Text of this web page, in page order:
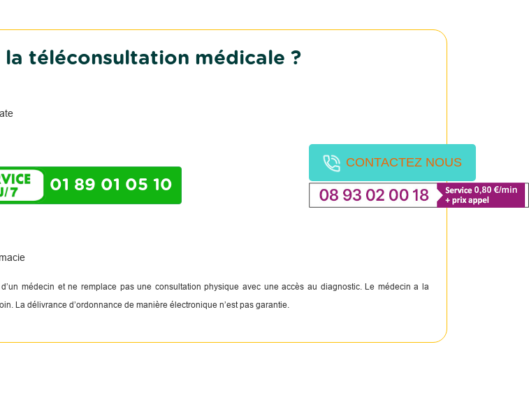
CONTACTEZ NOUS
la téléconsultation médicale ?
01 89 01 05 10
médecin et ne remplace pas une consultation physique avec une accès au diagnostic. Le médecin a la
La délivrance d’ordonnance de manière électronique n’est pas garantie.